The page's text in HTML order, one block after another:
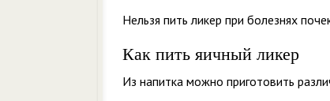
Нельзя пить ликер при болезнях
Как пить яичный ликер
Из напитка можно приготовить